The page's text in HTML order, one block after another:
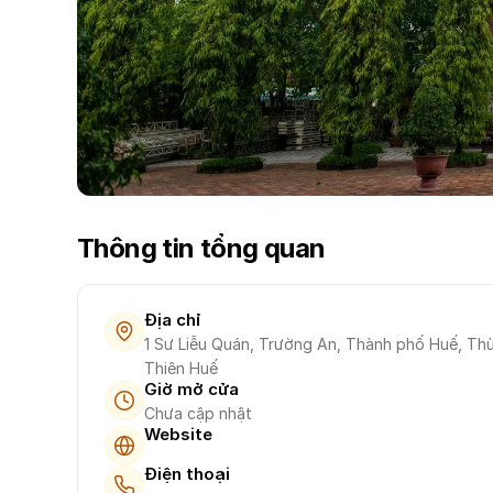
Thông tin tổng quan
Địa chỉ
1 Sư Liễu Quán, Trường An, Thành phố Huế,
Thiên Huế
Giờ mở cửa
Chưa cập nhật
Website
Điện thoại